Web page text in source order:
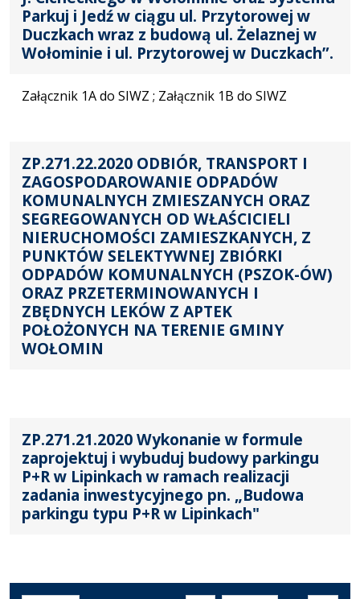
Parkuj i Jedź w ciągu ul. Przytorowej w
Duczkach wraz z budową ul. Żelaznej w
Wołominie i ul. Przytorowej w Duczkach”.
Załącznik 1A do SIWZ ; Załącznik 1B do SIWZ
ZP.271.22.2020 ODBIÓR, TRANSPORT I
ZAGOSPODAROWANIE ODPADÓW
KOMUNALNYCH ZMIESZANYCH ORAZ
SEGREGOWANYCH OD WŁAŚCICIELI
NIERUCHOMOŚCI ZAMIESZKANYCH, Z
PUNKTÓW SELEKTYWNEJ ZBIÓRKI
ODPADÓW KOMUNALNYCH (PSZOK-ÓW)
ORAZ PRZETERMINOWANYCH I
ZBĘDNYCH LEKÓW Z APTEK
POŁOŻONYCH NA TERENIE GMINY
WOŁOMIN
ZP.271.21.2020 Wykonanie w formule
zaprojektuj i wybuduj budowy parkingu
P+R w Lipinkach w ramach realizacji
zadania inwestycyjnego pn. „Budowa
parkingu typu P+R w Lipinkach"